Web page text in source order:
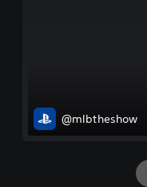
@mlbtheshow